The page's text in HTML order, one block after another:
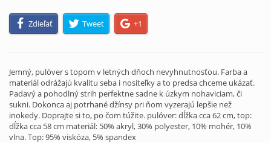
Zdieľať Tweet +1
Jemný, pulóver s topom v letných dňoch nevyhnutnosťou. Farba a
materiál odrážajú kvalitu seba i nositeľky a to predsa chceme ukázať.
Padavý a pohodlný strih perfektne sadne k úzkym nohaviciam, či
sukni. Dokonca aj potrhané džínsy pri ňom vyzerajú lepšie než
inokedy. Doprajte si to, po čom túžite. pulóver: dĺžka cca 62 cm, top:
dĺžka cca 58 cm materiál: 50% akryl, 30% polyester, 10% mohér, 10%
vlna. Top: 95% viskóza, 5% spandex